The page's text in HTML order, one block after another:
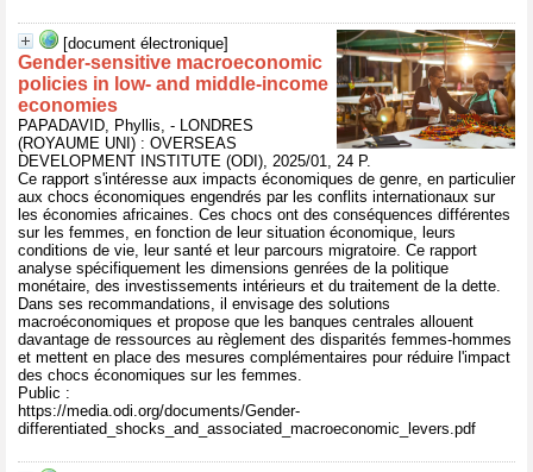
[document électronique]
Gender-sensitive macroeconomic
policies in low- and middle-income
economies
PAPADAVID, Phyllis, - LONDRES
(ROYAUME UNI) : OVERSEAS
DEVELOPMENT INSTITUTE (ODI), 2025/01, 24 P.
Ce rapport s'intéresse aux impacts économiques de genre, en particulier
aux chocs économiques engendrés par les conflits internationaux sur
les économies africaines. Ces chocs ont des conséquences différentes
sur les femmes, en fonction de leur situation économique, leurs
conditions de vie, leur santé et leur parcours migratoire. Ce rapport
analyse spécifiquement les dimensions genrées de la politique
monétaire, des investissements intérieurs et du traitement de la dette.
Dans ses recommandations, il envisage des solutions
macroéconomiques et propose que les banques centrales allouent
davantage de ressources au règlement des disparités femmes-hommes
et mettent en place des mesures complémentaires pour réduire l'impact
des chocs économiques sur les femmes.
Public :
https://media.odi.org/documents/Gender-
differentiated_shocks_and_associated_macroeconomic_levers.pdf